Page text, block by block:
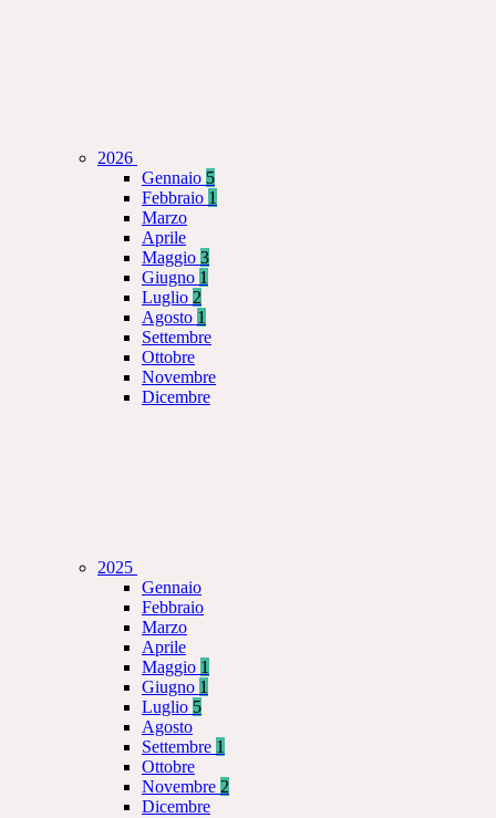
2026
Gennaio 5
Febbraio 1
Marzo
Aprile
Maggio 3
Giugno 1
Luglio 2
Agosto 1
Settembre
Ottobre
Novembre
Dicembre
2025
Gennaio
Febbraio
Marzo
Aprile
Maggio 1
Giugno 1
Luglio 5
Agosto
Settembre 1
Ottobre
Novembre 2
Dicembre